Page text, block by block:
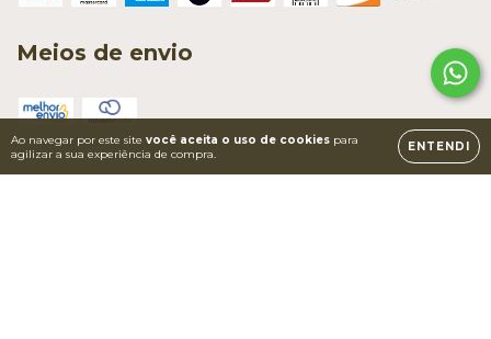
Ao navegar por este site você aceita o uso de cookies para
agilizar a sua experiência de compra.
ENTENDI
Meios de envio